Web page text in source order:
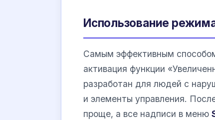
Использование
Самым эффективным
активация функции
разработан для людей с
и элементы управления.
проще, а все надписи в меню